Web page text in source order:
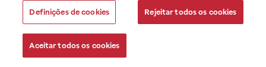
Definições de cookies Rejeitar todos os cookies
Aceitar todos os cookies